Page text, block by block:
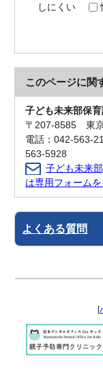
しにくい
このページに関
子ども未来部保
〒207-8585 東
電話：042-563-
563-5928
子ども未来
は専用フォームを
よくある質問
[